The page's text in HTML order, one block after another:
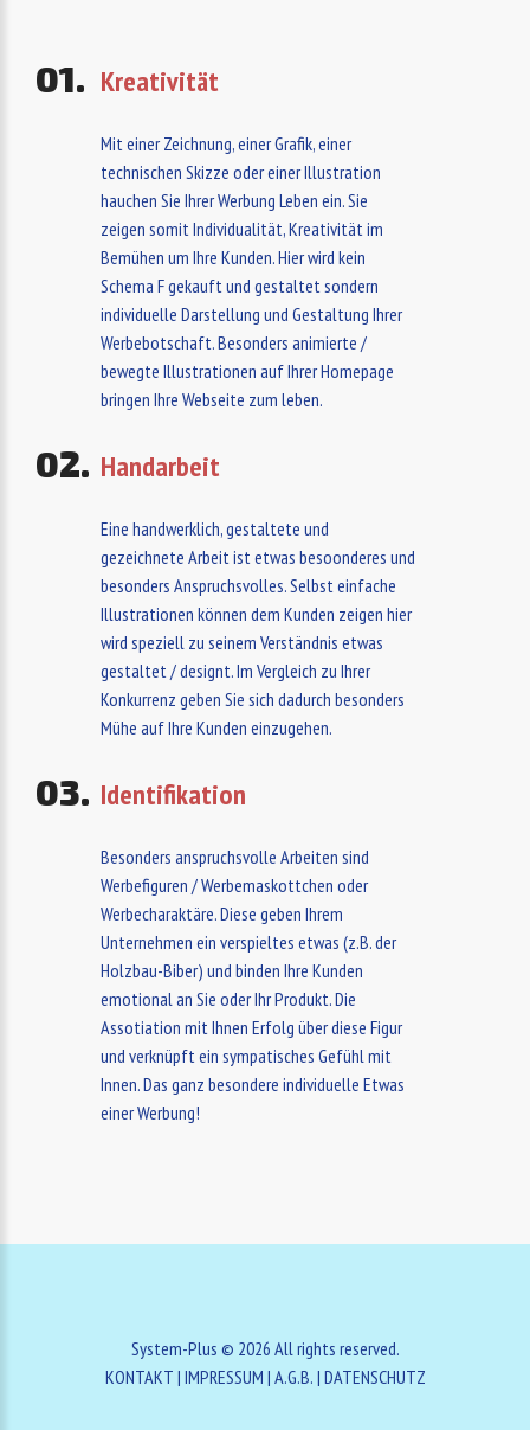
Kreativität
Mit einer Zeichnung, einer Grafik, einer
technischen Skizze oder einer Illustration
hauchen Sie Ihrer Werbung Leben ein. Sie
zeigen somit Individualität, Kreativität im
Bemühen um Ihre Kunden. Hier wird kein
Schema F gekauft und gestaltet sondern
individuelle Darstellung und Gestaltung Ihrer
Werbebotschaft. Besonders animierte /
bewegte Illustrationen auf Ihrer Homepage
bringen Ihre Webseite zum leben.
Handarbeit
Eine handwerklich, gestaltete und
gezeichnete Arbeit ist etwas besoonderes und
besonders Anspruchsvolles. Selbst einfache
Illustrationen können dem Kunden zeigen hier
wird speziell zu seinem Verständnis etwas
gestaltet / designt. Im Vergleich zu Ihrer
Konkurrenz geben Sie sich dadurch besonders
Mühe auf Ihre Kunden einzugehen.
Identifikation
Besonders anspruchsvolle Arbeiten sind
Werbefiguren / Werbemaskottchen oder
Werbecharaktäre. Diese geben Ihrem
Unternehmen ein verspieltes etwas (z.B. der
Holzbau-Biber) und binden Ihre Kunden
emotional an Sie oder Ihr Produkt. Die
Assotiation mit Ihnen Erfolg über diese Figur
und verknüpft ein sympatisches Gefühl mit
Innen. Das ganz besondere individuelle Etwas
einer Werbung!
System-Plus © 2026 All rights reserved.
KONTAKT | IMPRESSUM | A.G.B. | DATENSCHUTZ